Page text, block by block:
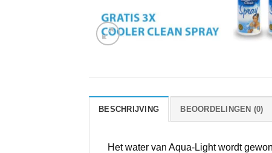
BESCHRIJVING BEOORDELINGEN (0)
Het water van Aqua-Light wordt